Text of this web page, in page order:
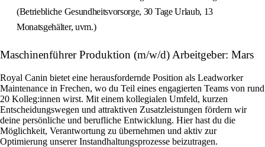
(Betriebliche Gesundheitsvorsorge, 30 Tage Urlaub, 13
Monatsgehälter, uvm.)
Maschinenführer Produktion (m/w/d) Arbeitgeber: Mars
Royal Canin bietet eine herausfordernde Position als Leadworker
Maintenance in Frechen, wo du Teil eines engagierten Teams von rund
20 Kolleg:innen wirst. Mit einem kollegialen Umfeld, kurzen
Entscheidungswegen und attraktiven Zusatzleistungen fördern wir
deine persönliche und berufliche Entwicklung. Hier hast du die
Möglichkeit, Verantwortung zu übernehmen und aktiv zur
Optimierung unserer Instandhaltungsprozesse beizutragen.